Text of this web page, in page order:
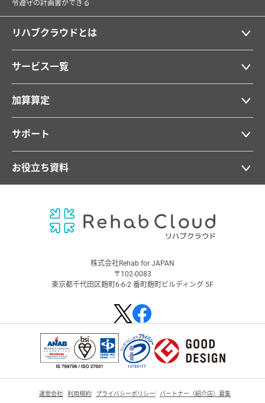
令遵守の計画書ができる
リハブクラウドとは
サービス一覧
加算算定
サポート
お役立ち資料
株式会社Rehab for JAPAN
〒102-0083
東京都千代田区麹町6-6-2 番町麹町ビルディング 5F
運営会社 利用規約 プライバシーポリシー パートナー（紹介店）募集